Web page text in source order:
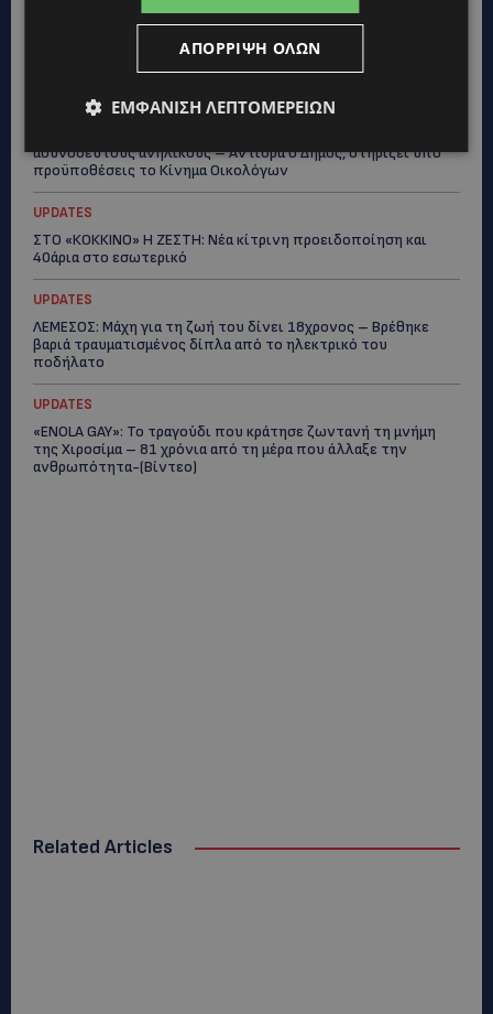
ΛΕΥΚΩΣΙΑ: Γιατί ένας 16χρονος φέρεται να έβαλε φωτιά σε
UPDATES
ασυνόδευτους ανήλικους – Αντιδρά ο Δήμος, στηρίζει υπό
προϋποθέσεις το Κίνημα Οικολόγων
UPDATES
ΣΤΟ «ΚΟΚΚΙΝΟ» Η ΖΕΣΤΗ: Νέα κίτρινη προειδοποίηση και
40άρια στο εσωτερικό
UPDATES
ΛΕΜΕΣΟΣ: Μάχη για τη ζωή του δίνει 18χρονος – Βρέθηκε
βαριά τραυματισμένος δίπλα από το ηλεκτρικό του
ποδήλατο
UPDATES
«ENOLA GAY»: Το τραγούδι που κράτησε ζωντανή τη μνήμη
της Χιροσίμα – 81 χρόνια από τη μέρα που άλλαξε την
ανθρωπότητα-(Bίντεο)
Related Articles
ΑΠΌΡΡΙΨΗ ΌΛΩΝ
ΕΜΦΆΝΙΣΗ ΛΕΠΤΟΜΕΡΕΙΏΝ